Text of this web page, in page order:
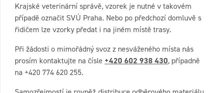
Krajské veterinární správě, vzorek je nutné v takovém
případě označit SVÚ Praha. Nebo po předchozí domluvě s
řidičem lze vzorky předat i na jiném místě trasy.
Při žádosti o mimořádný svoz z nesváženého místa nás
prosím kontaktujte na čísle +420 602 938 430, případně
na +420 774 620 255.